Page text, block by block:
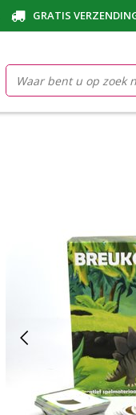
GRATIS